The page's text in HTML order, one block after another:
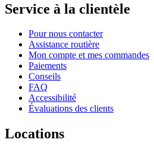
Service à la clientèle
Pour nous contacter
Assistance routière
Mon compte et mes commandes
Paiements
Conseils
FAQ
Accessibilité
Évaluations des clients
Locations